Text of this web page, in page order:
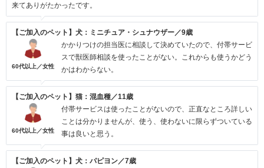
来てありがたかったです。
【ご加入のペット】犬：ミニチュア・シュナウザー／9歳
60代以上／女性
かかりつけの担当医に相談して決めていたので、付帯サービ
スで獣医師相談を使ったことがない。これからも使うかどう
かはわからない。
【ご加入のペット】猫：混血種／11歳
60代以上／女性
付帯サービスは使ったことがないので、正直なところ詳しい
ことは分かりませんが、使う、使わないに限らずついている
事は良いと思う。
【ご加入のペット】犬：パピヨン／7歳